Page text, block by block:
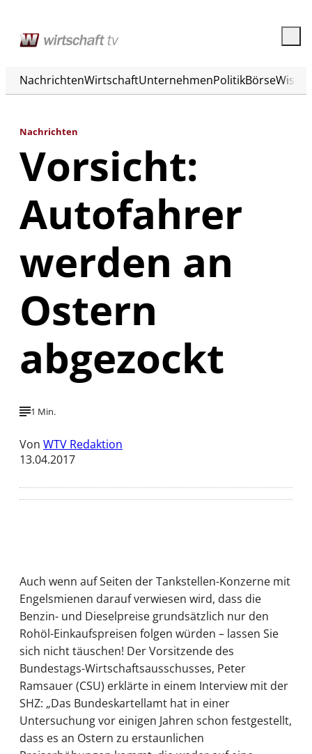
NachrichtenWirtschaftUnternehmenPolitikBörse
Nachrichten
Vorsicht:
Autofahrer
werden an
Ostern
abgezockt
1 Min.
Von WTV Redaktion
13.04.2017
Auch wenn auf Seiten der Tankstellen-Konzerne mit
Engelsmienen darauf verwiesen wird, dass die
Benzin- und Dieselpreise grundsätzlich nur den
Rohöl-Einkaufspreisen folgen würden – lassen Sie
sich nicht täuschen! Der Vorsitzende des
Bundestags-Wirtschaftsausschusses, Peter
Ramsauer (CSU) erklärte in einem Interview mit der
SHZ: „Das Bundeskartellamt hat in einer
Untersuchung vor einigen Jahren schon festgestellt,
dass es an Ostern zu erstaunlichen